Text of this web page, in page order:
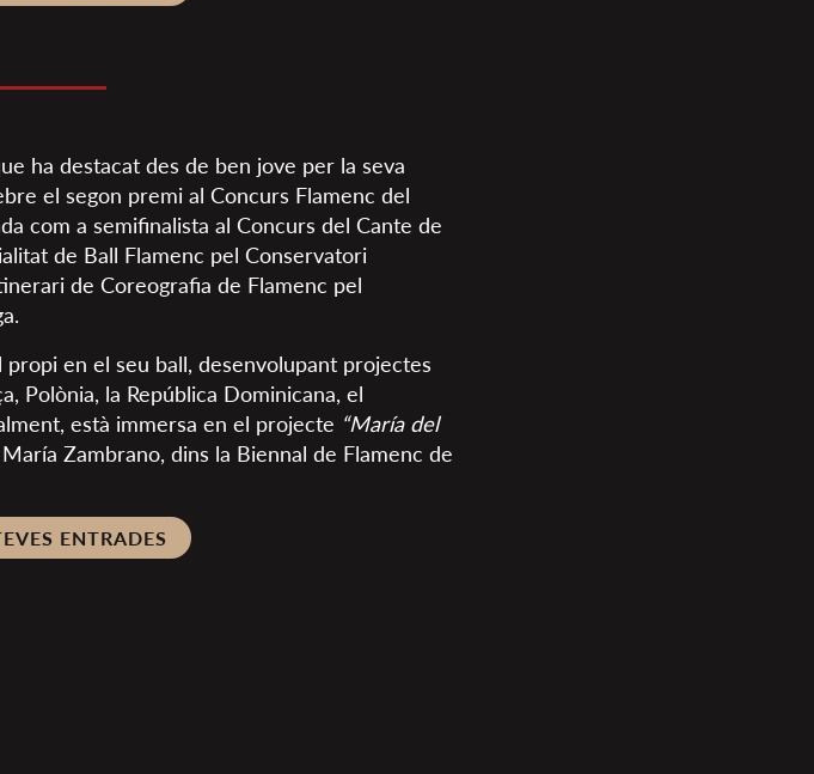
ha destacat des de ben jove per la seva
el segon premi al Concurs Flamenc del
com a semifinalista al Concurs del Cante de
de Ball Flamenc pel Conservatori
de Coreografia de Flamenc pel
en el seu ball, desenvolupant projectes
Polònia, la República Dominicana, el
està immersa en el projecte “María del
Zambrano, dins la Biennal de Flamenc de
ENTRADES